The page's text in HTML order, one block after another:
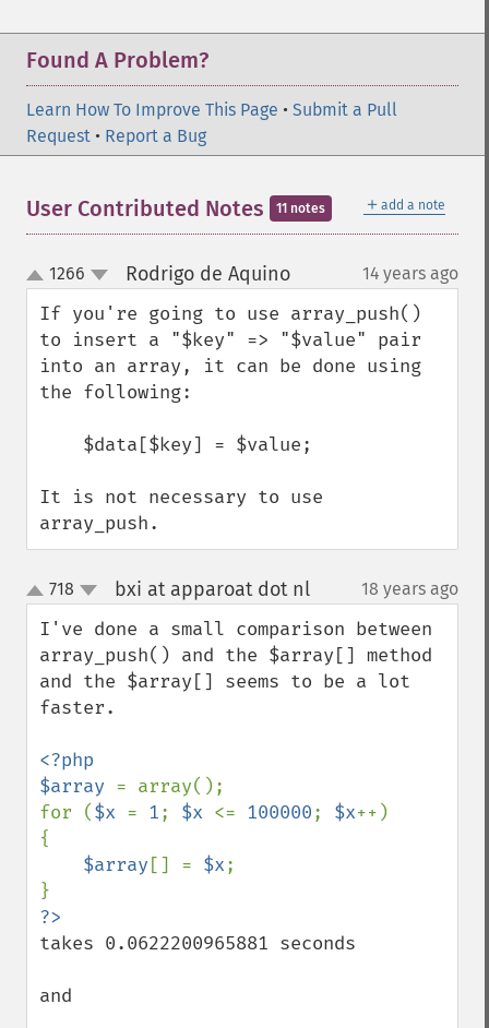
Found A Problem?
Learn How To Improve This Page • Submit a Pull
Request • Report a Bug
＋ add a note
User Contributed Notes 11 notes
up
down
1266 Rodrigo de Aquino¶ 14 years ago
If you're going to use array_push()
to insert a "$key" => "$value" pair
into an array, it can be done using
the following:
It is not necessary to use
array_push.
up
down
718 bxi at apparoat dot nl¶ 18 years ago
I've done a small comparison between
array_push() and the $array[] method
and the $array[] seems to be a lot
faster.
<?php
$array = array();
for ($x = 1; $x <= 100000; $x++)
{
$array [] = $x;
takes 0.0622200965881 seconds
and